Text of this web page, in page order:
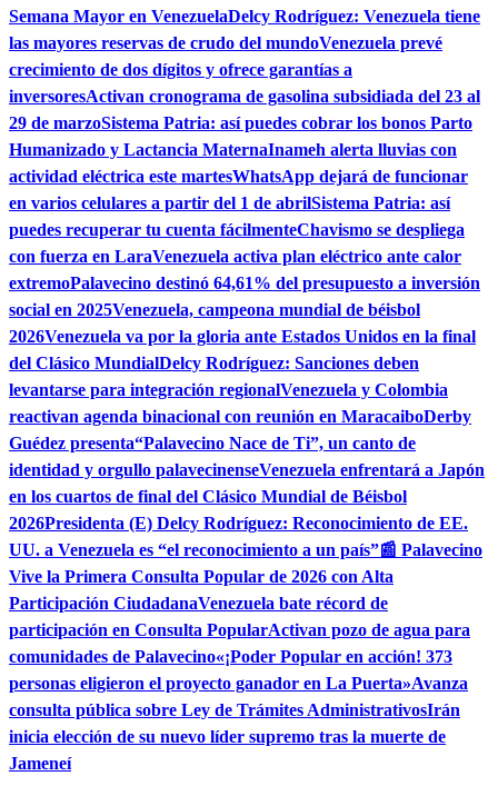
Semana Mayor en VenezuelaDelcy Rodríguez: Venezuela tiene
las mayores reservas de crudo del mundoVenezuela prevé
crecimiento de dos dígitos y ofrece garantías a
inversoresActivan cronograma de gasolina subsidiada del 23 al
29 de marzoSistema Patria: así puedes cobrar los bonos Parto
Humanizado y Lactancia MaternaInameh alerta lluvias con
actividad eléctrica este martesWhatsApp dejará de funcionar
en varios celulares a partir del 1 de abrilSistema Patria: así
puedes recuperar tu cuenta fácilmenteChavismo se despliega
con fuerza en LaraVenezuela activa plan eléctrico ante calor
extremoPalavecino destinó 64,61% del presupuesto a inversión
social en 2025Venezuela, campeona mundial de béisbol
2026Venezuela va por la gloria ante Estados Unidos en la final
del Clásico MundialDelcy Rodríguez: Sanciones deben
levantarse para integración regionalVenezuela y Colombia
reactivan agenda binacional con reunión en MaracaiboDerby
Guédez presenta“Palavecino Nace de Ti”, un canto de
identidad y orgullo palavecinenseVenezuela enfrentará a Japón
en los cuartos de final del Clásico Mundial de Béisbol
2026Presidenta (E) Delcy Rodríguez: Reconocimiento de EE.
UU. a Venezuela es “el reconocimiento a un país”📰 Palavecino
Vive la Primera Consulta Popular de 2026 con Alta
Participación CiudadanaVenezuela bate récord de
participación en Consulta PopularActivan pozo de agua para
comunidades de Palavecino«¡Poder Popular en acción! 373
personas eligieron el proyecto ganador en La Puerta»Avanza
consulta pública sobre Ley de Trámites AdministrativosIrán
inicia elección de su nuevo líder supremo tras la muerte de
Jameneí